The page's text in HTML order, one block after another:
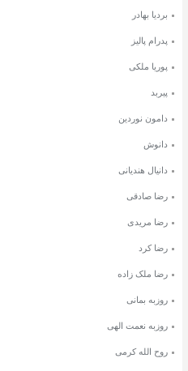
بردیا بهادر
پدرام پالیز
پوریا ملکی
پیربد
دامون نوردین
دانوش
دانیال هندیانی
رضا صادقی
رضا مریدی
رضا کرد
رضا ملک زاده
روزبه بمانی
روزبه نعمت الهی
روح الله کرمی